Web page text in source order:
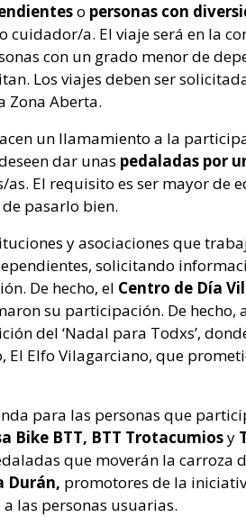
o personas con
a. El viaje será en la
con un grado menor de
Los viajes deben ser
Zona Aberta.
un llamamiento a la
dar unas pedaladas por
as. El requisito es ser mayor de
pasarlo bien.
y asociaciones que
solicitando
De hecho, el Centro de Día
su participación. De hecho,
del ‘Nadal para Todxs’,
El Elfo Vilagarciano, que
para las personas que
Bike BTT, BTT Trotacumiosy
que moverán la carroza
Durán, promotores de la
las personas usuarias.